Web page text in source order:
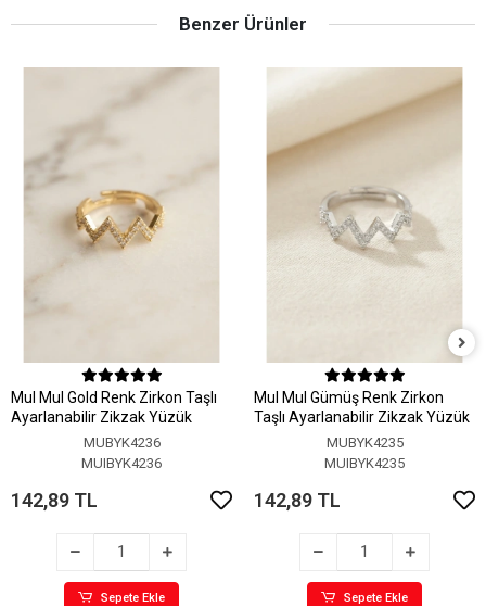
Benzer Ürünler
MuI MuI Gold Renk Zirkon Taşlı
Ayarlanabilir Zikzak Yüzük
MUBYK4236
MUIBYK4236
142,89 TL
Sepete Ekle
MuI MuI Gümüş Renk Zirkon
Taşlı Ayarlanabilir Zikzak Yüzük
MUBYK4235
MUIBYK4235
142,89 TL
Sepete Ekle